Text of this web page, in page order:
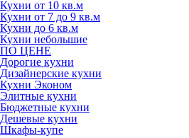
Кухни от 10 кв.м
Кухни от 7 до 9 кв.м
Кухни до 6 кв.м
Кухни небольшие
ПО ЦЕНЕ
Дорогие кухни
Дизайнерские кухни
Кухни Эконом
Элитные кухни
Бюджетные кухни
Дешевые кухни
Шкафы-купе